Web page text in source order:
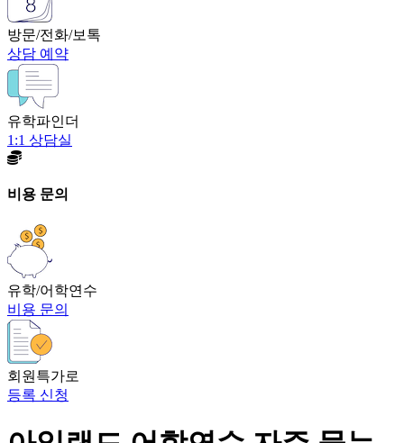
방문/전화/보톡
상담 예약
유학파인더
1:1 상담실
비용 문의
유학/어학연수
비용 문의
회원특가로
등록 신청